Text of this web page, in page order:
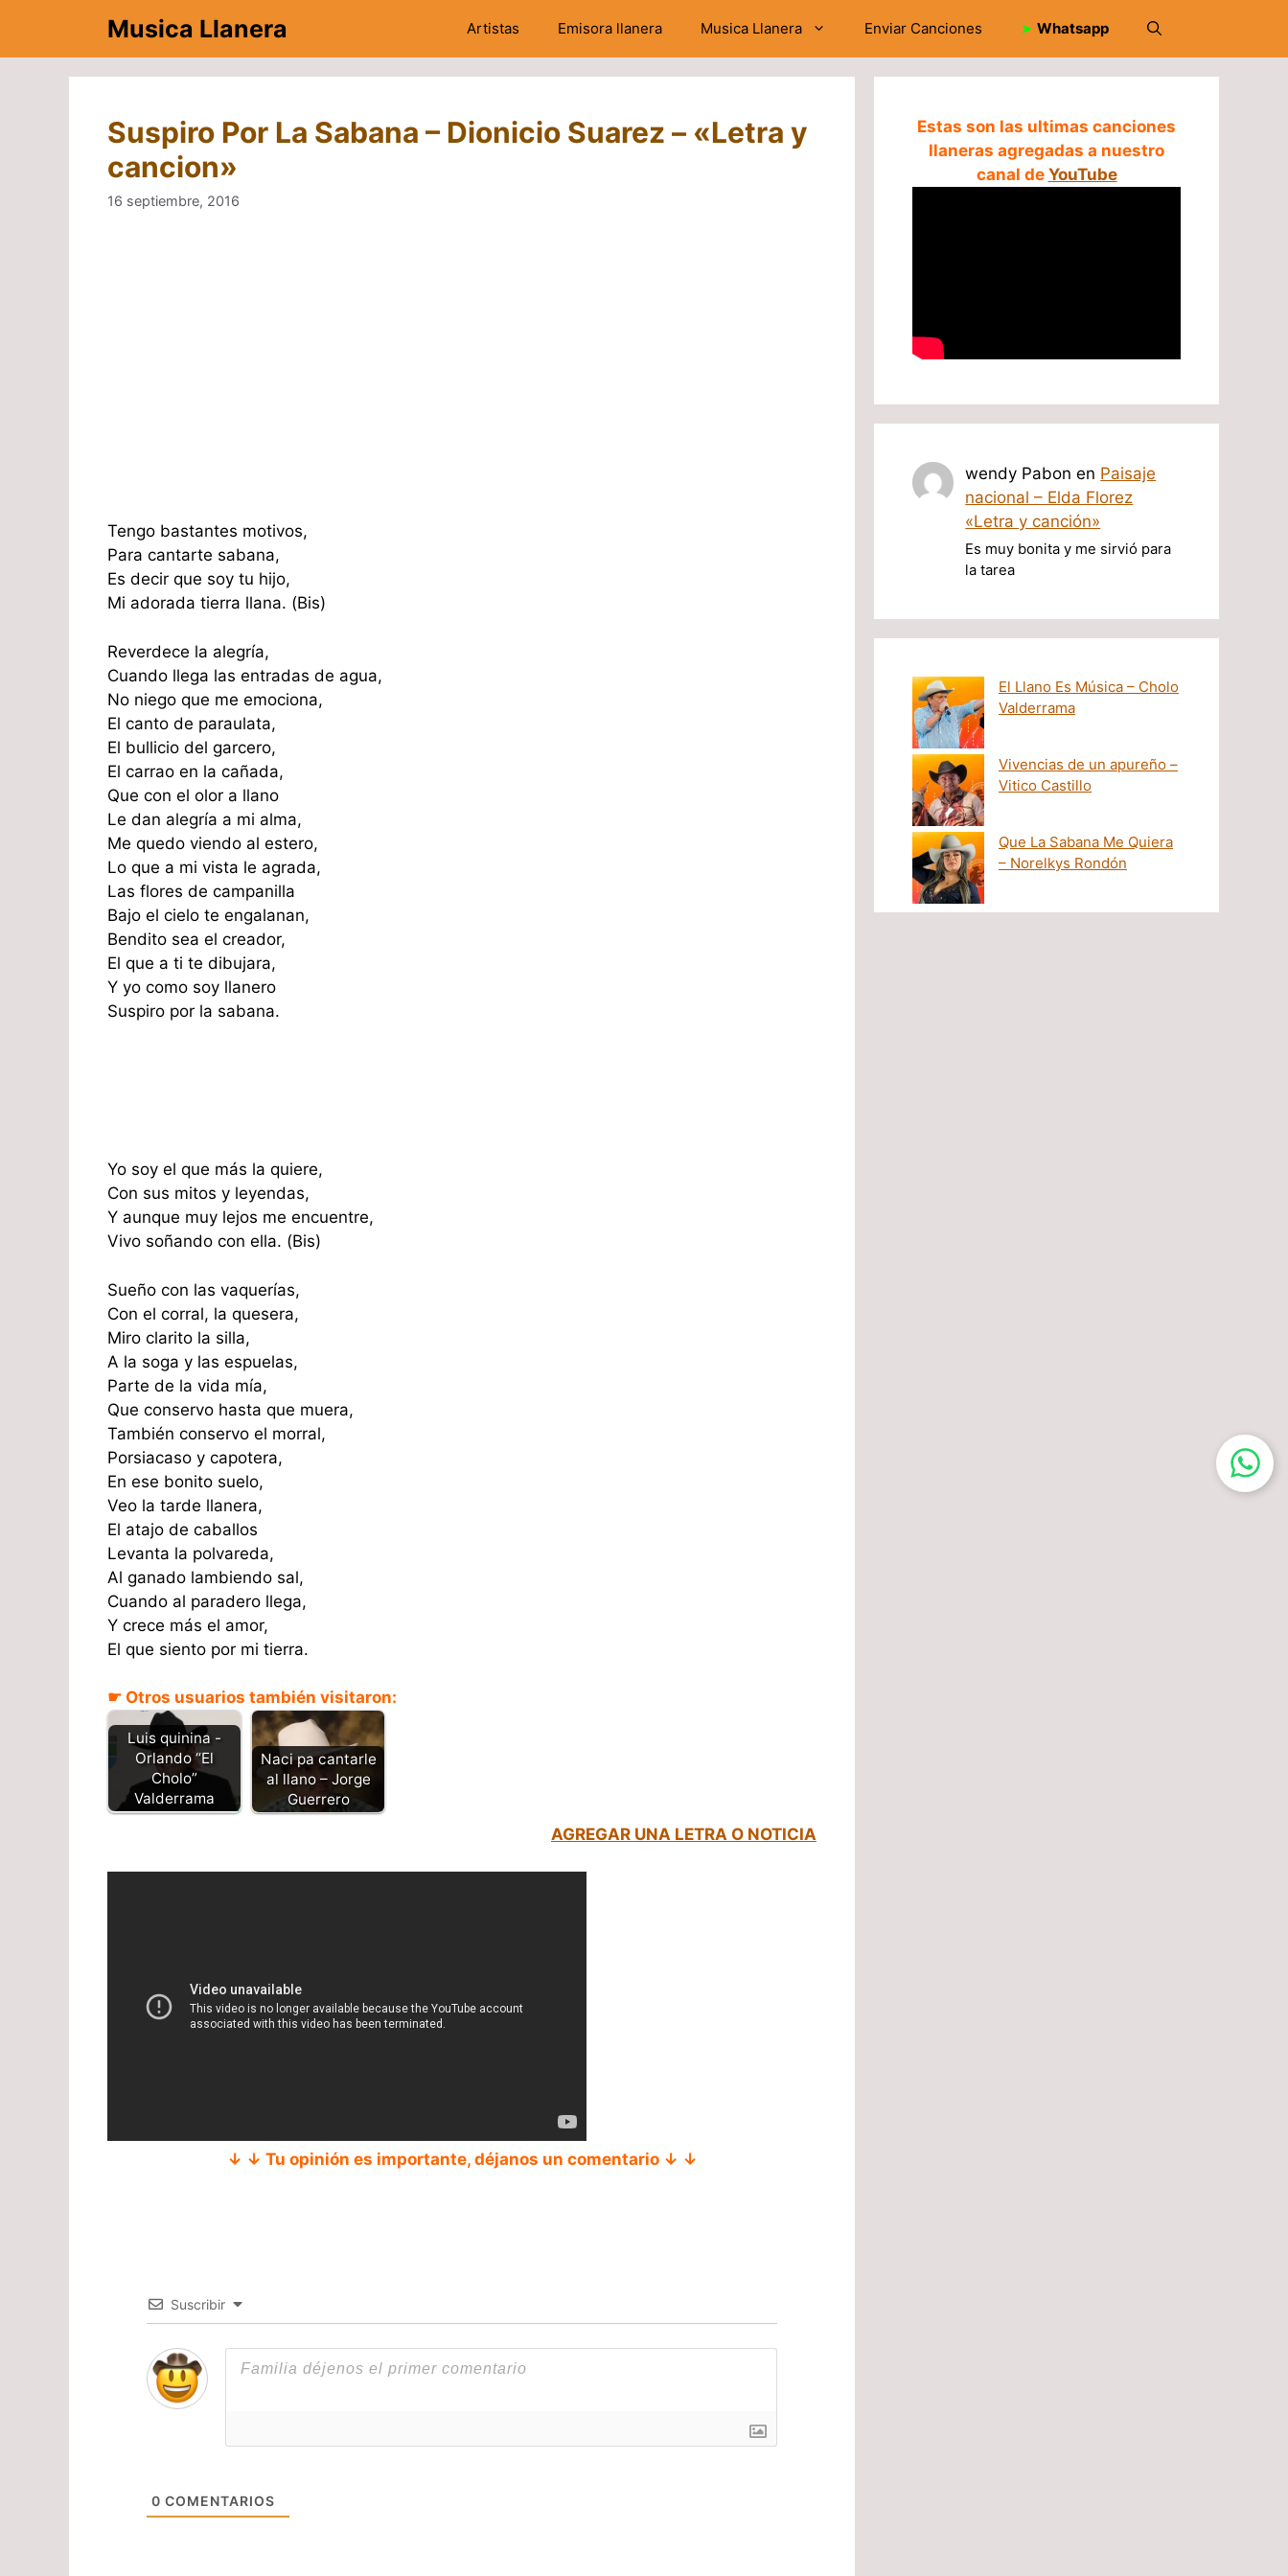
contenido
Musica Llanera Artistas Emisora llanera Musica Llanera Enviar Canciones ➤ Whatsapp
Suspiro Por La Sabana – Dionicio Suarez – «Letra y
cancion»
16 septiembre, 2016
Tengo bastantes motivos,
Para cantarte sabana,
Es decir que soy tu hijo,
Mi adorada tierra llana. (Bis)
Reverdece la alegría,
Cuando llega las entradas de agua,
No niego que me emociona,
El canto de paraulata,
El bullicio del garcero,
El carrao en la cañada,
Que con el olor a llano
Le dan alegría a mi alma,
Me quedo viendo al estero,
Lo que a mi vista le agrada,
Las flores de campanilla
Bajo el cielo te engalanan,
Bendito sea el creador,
El que a ti te dibujara,
Y yo como soy llanero
Suspiro por la sabana.
Yo soy el que más la quiere,
Con sus mitos y leyendas,
Y aunque muy lejos me encuentre,
Vivo soñando con ella. (Bis)
Sueño con las vaquerías,
Con el corral, la quesera,
Miro clarito la silla,
A la soga y las espuelas,
Parte de la vida mía,
Que conservo hasta que muera,
También conservo el morral,
Porsiacaso y capotera,
En ese bonito suelo,
Veo la tarde llanera,
El atajo de caballos
Levanta la polvareda,
Al ganado lambiendo sal,
Cuando al paradero llega,
Y crece más el amor,
El que siento por mi tierra.
☛ Otros usuarios también visitaron:
Luis quinina -
Orlando “El
Cholo”
Valderrama
Naci pa cantarle
al llano – Jorge
Guerrero
AGREGAR UNA LETRA O NOTICIA
↓ ↓ Tu opinión es importante, déjanos un comentario ↓ ↓
Suscribir
0 COMENTARIOS
Estas son las ultimas canciones
llaneras agregadas a nuestro
canal de YouTube
wendy Pabon en Paisaje
nacional – Elda Florez
«Letra y canción»
Es muy bonita y me sirvió para
la tarea
El Llano Es Música – Cholo
Valderrama
Vivencias de un apureño –
Vitico Castillo
Que La Sabana Me Quiera
– Norelkys Rondón